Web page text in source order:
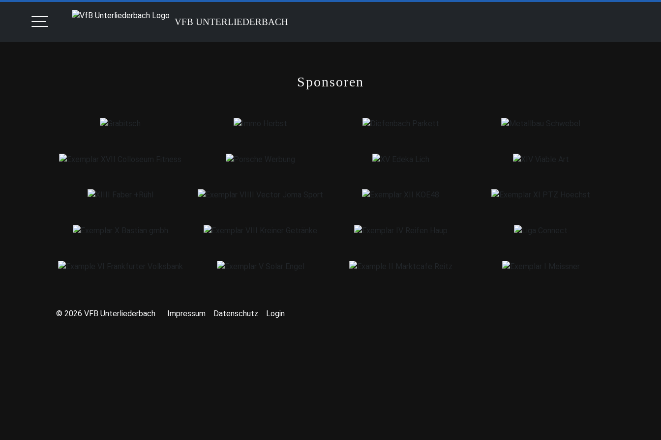
VFB UNTERLIEDERBACH
Sponsoren
© 2026 VFB Unterliederbach Impressum Datenschutz Login